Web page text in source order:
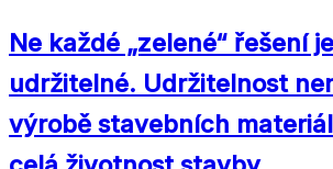
Ne každé „zelené“ řešení
udržitelné. Udržitelnost
výrobě stavebních